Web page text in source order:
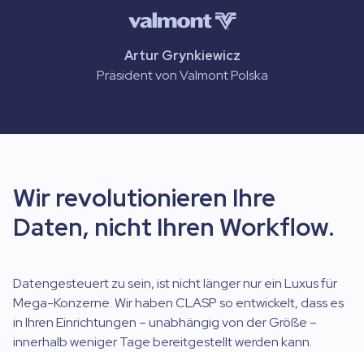
Artur Grynkiewicz
Präsident von Valmont Polska
Wir revolutionieren Ihre
Daten, nicht Ihren Workflow.
Datengesteuert zu sein, ist nicht länger nur ein Luxus für
Mega-Konzerne. Wir haben CLASP so entwickelt, dass es
in Ihren Einrichtungen – unabhängig von der Größe –
innerhalb weniger Tage bereitgestellt werden kann.